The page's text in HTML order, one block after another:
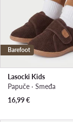
Barefoot
Lasocki Kids
Papuče · Smeđa
16,99€